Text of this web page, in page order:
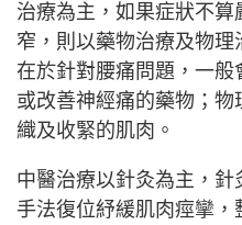
治療為主，如果症狀不
窄，則以藥物治療及物
在於針對腰痛問題，一般
或改善神經痛的藥物；物
織及收緊的肌肉。
中醫治療以針灸為主，針
手法復位紓緩肌肉痙攣